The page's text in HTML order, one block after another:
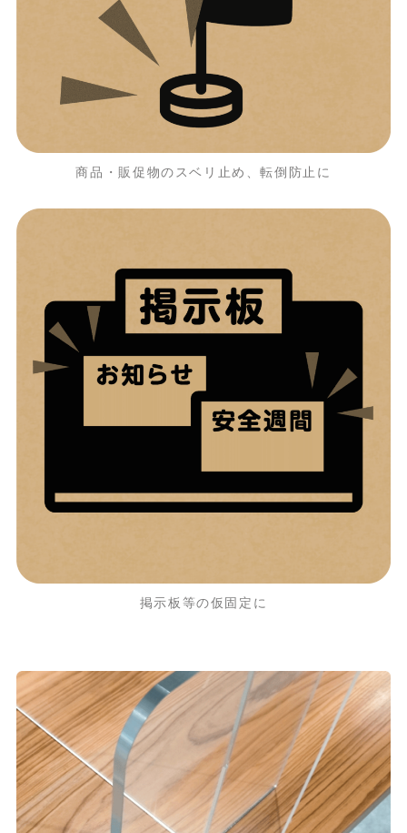
商品・販促物のスベリ止め、転倒防止に
掲示板等の仮固定に